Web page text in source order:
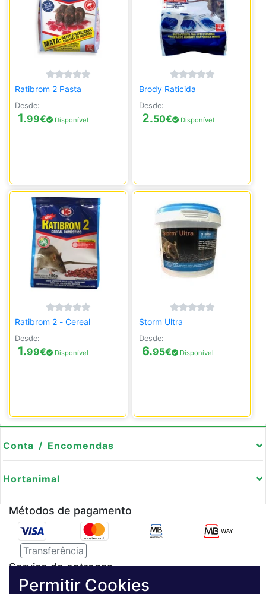
Ratibrom 2 Pasta
Desde:
1.99€ Disponível
Brody Raticida
Desde:
2.50€ Disponível
Ratibrom 2 - Cereal
Desde:
1.99€ Disponível
Storm Ultra
Desde:
6.95€ Disponível
Conta / Encomendas
Hortanimal
Métodos de pagamento
Transferência
Serviço de entregas
Permitir Cookies